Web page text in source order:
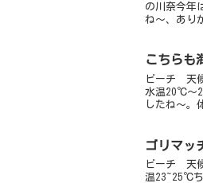
の川奈今年
ね～、あり
奈では、こ
こちらも
ビーチ 天
水温20℃～
したね～。
今アツイの
ちらもキ
ゴリマ
ビーチ 天
温23~25℃